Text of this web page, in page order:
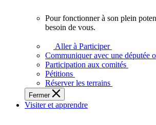
plein
potentiel,
l'Assemblée
a
besoin
de
Pour fonctionner à son plein
besoin de vous.
Aller à Participer
Communiquer avec une députée
Participation aux comités
Pétitions
Réserver les terrains
Fermer
Visiter et apprendre